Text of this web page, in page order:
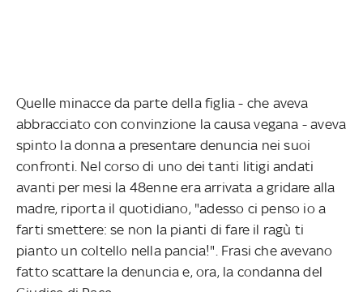
Quelle minacce da parte della figlia - che aveva
abbracciato con convinzione la causa vegana - aveva
spinto la donna a presentare denuncia nei suoi
confronti. Nel corso di uno dei tanti litigi andati
avanti per mesi la 48enne era arrivata a gridare alla
madre, riporta il quotidiano, "adesso ci penso io a
farti smettere: se non la pianti di fare il ragù ti
pianto un coltello nella pancia!". Frasi che avevano
fatto scattare la denuncia e, ora, la condanna del